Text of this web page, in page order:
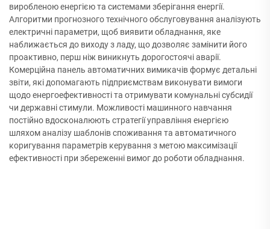
виробленою енергією та системами зберігання енергії.
Алгоритми прогнозного технічного обслуговування аналізують
електричні параметри, щоб виявити обладнання, яке
наближається до виходу з ладу, що дозволяє замінити його
проактивно, перш ніж виникнуть дорогостоячі аварії.
Комерційна панель автоматичних вимикачів формує детальні
звіти, які допомагають підприємствам виконувати вимоги
щодо енергоефективності та отримувати комунальні субсидії
чи державні стимули. Можливості машинного навчання
постійно вдосконалюють стратегії управління енергією
шляхом аналізу шаблонів споживання та автоматичного
коригування параметрів керування з метою максимізації
ефективності при збереженні вимог до роботи обладнання.